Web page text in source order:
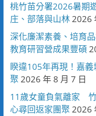
桃竹苗分署2026暑期
庄、部落與山林2026
深化廉潔素養、培育
教育研習營成果豐碩
睽違105年再現！嘉
聚 2026 年 8 月 7 日
11歲女童負氣離家
心尋回返家團聚 2026